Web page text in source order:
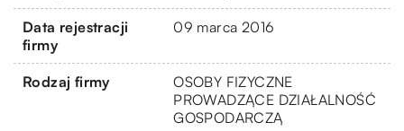
Data rejestracji
firmy
09 marca 2016
Rodzaj firmy
OSOBY FIZYCZNE
PROWADZĄCE DZIAŁALNOŚĆ
GOSPODARCZĄ